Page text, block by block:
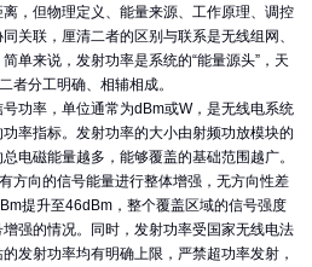
，但物理定义、能量来源、工作原理、调控
关联，厘清二者的区别与联系是无线组网、
单来说，发射功率是系统的“能量源头”，天
者分工明确、相辅相成。
功率，单位通常为dBm或W，是无线电系统
率指标。发射功率的大小由射频功放模块的
电磁能量越多，能够覆盖的基础范围越广。
方向的信号能量进行整体增强，无方向性差
提升至46dBm，整个覆盖区域的信号强度
强的情况。同时，发射功率受国家无线电法
发射功率均有明确上限，严禁超功率发射，